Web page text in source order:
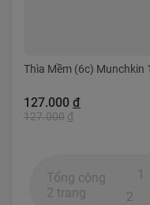
Thìa Mềm (6c) Munchkin
127.000 đ
127.000 đ
Tổng cộng
2 trang
1
2